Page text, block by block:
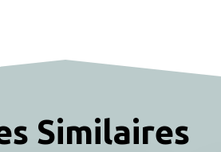
Similaires